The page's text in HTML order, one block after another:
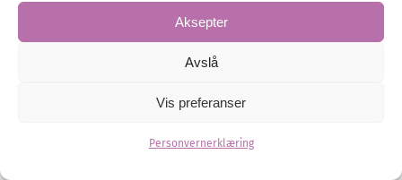
Aksepter
Avslå
Vis preferanser
Personvernerklæring